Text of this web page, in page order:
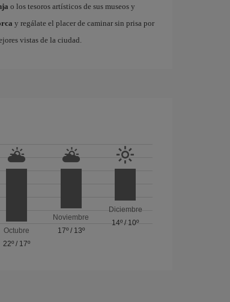
o los tesoros artísticos de sus museos y
y regálate el placer de caminar sin prisa por
vistas de la ciudad.
Octubre
22º / 17º
Noviembre
17º/ 13º
Diciembre
14º / 10º